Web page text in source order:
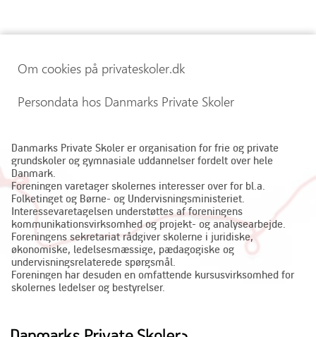
Om cookies på privateskoler.dk
Persondata hos Danmarks Private Skoler
Danmarks Private Skoler er organisation for frie og private
grundskoler og gymnasiale uddannelser fordelt over hele
Danmark.
Foreningen varetager skolernes interesser over for bl.a.
Folketinget og Børne- og Undervisningsministeriet.
Interessevaretagelsen understøttes af foreningens
kommunikationsvirksomhed og projekt- og analysearbejde.
Foreningens sekretariat rådgiver skolerne i juridiske,
økonomiske, ledelsesmæssige, pædagogiske og
undervisningsrelaterede spørgsmål.
Foreningen har desuden en omfattende kursusvirksomhed for
skolernes ledelser og bestyrelser.